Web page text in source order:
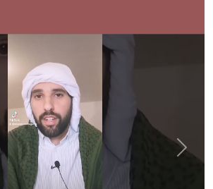
Next